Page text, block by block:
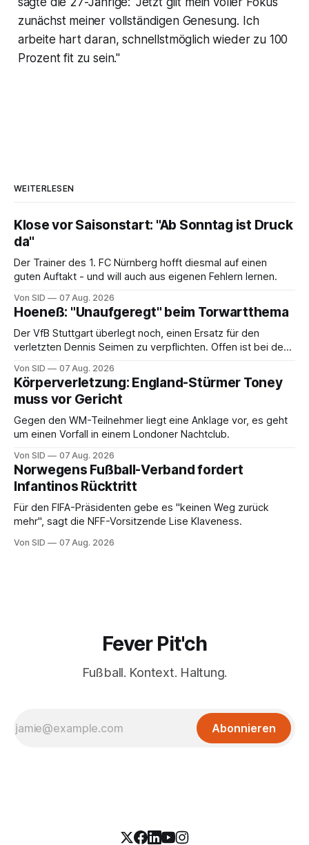
zunächst meiner vollständigen Genesung. Ich
arbeite hart daran, schnellstmöglich wieder zu 100
Prozent fit zu sein."
WEITERLESEN
Klose vor Saisonstart: "Ab Sonntag ist Druck
da"
Der Trainer des 1. FC Nürnberg hofft diesmal auf einen
guten Auftakt - und will auch aus eigenen Fehlern lernen.
Von SID 07 Aug. 2026
Hoeneß: "Unaufgeregt" beim Torwartthema
Der VfB Stuttgart überlegt noch, einen Ersatz für den
verletzten Dennis Seimen zu verpflichten. Offen ist bei den
Von SID 07 Aug. 2026
Körperverletzung: England-Stürmer Toney
muss vor Gericht
Gegen den WM-Teilnehmer liegt eine Anklage vor, es geht
um einen Vorfall in einem Londoner Nachtclub.
Von SID 07 Aug. 2026
Norwegens Fußball-Verband fordert
Infantinos Rücktritt
Für den FIFA-Präsidenten gebe es "keinen Weg zurück
mehr", sagt die NFF-Vorsitzende Lise Klaveness.
Von SID 07 Aug. 2026
Fever Pit'ch
Fußball. Kontext. Haltung.
Abonnieren